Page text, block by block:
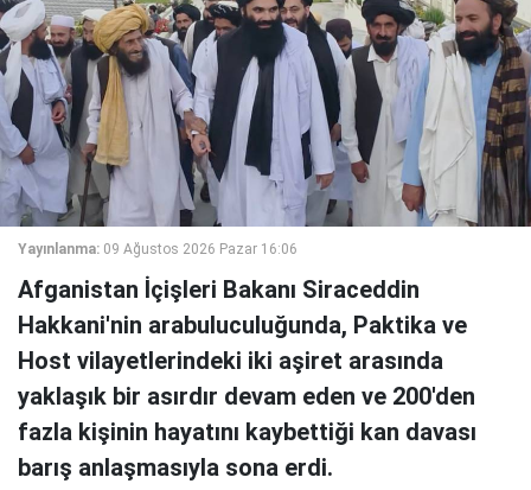
Yayınlanma: 09 Ağustos 2026 Pazar 16:06
Afganistan İçişleri Bakanı Siraceddin
Hakkani'nin arabuluculuğunda, Paktika ve
Host vilayetlerindeki iki aşiret arasında
yaklaşık bir asırdır devam eden ve 200'den
fazla kişinin hayatını kaybettiği kan davası
barış anlaşmasıyla sona erdi.